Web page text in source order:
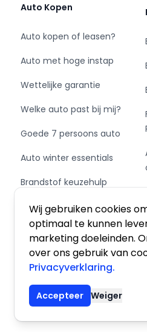
Wij gebruiken cookies
optimaal te kunnen
marketing doeleinden.
over ons gebruik van
Privacyverklaring.
Accepteer Weiger
Auto Kopen
Auto kopen of leasen?
Auto met hoge instap
Wettelijke garantie
Welke auto past bij mij?
Goede 7 persoons auto
Auto winter essentials
Brandstof keuzehulp
Schakel of automaat?
© 2026 De Auto Atlas, Inc.